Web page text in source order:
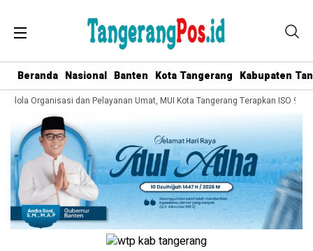
Beranda Nasional Banten Kota Tangerang Kabupaten
Organisasi dan Pelayanan Umat, MUI Kota Tangerang Terapkan ISO